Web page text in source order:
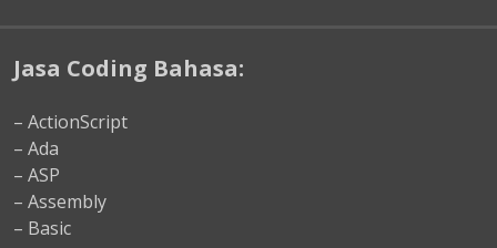
Jasa Coding Bahasa:
– ActionScript
– Ada
– ASP
– Assembly
– Basic